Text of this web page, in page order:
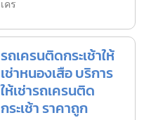
เคร
รถเครนติดกระเช้าให้
เช่าหนองเสือ บริการ
ให้เช่ารถเครนติด
กระเช้า ราคาถูก